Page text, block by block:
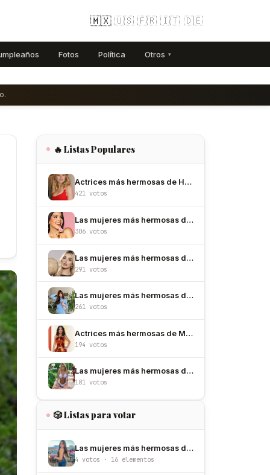
🇲🇽 🇺🇸 🇫🇷 🇮🇹 🇩🇪
Fotos Política Otros ▾
🔥 Listas Populares
Actrices más hermosas de Hollywood
421 votos
Las mujeres más hermosas de México
306 votos
Las mujeres más hermosas de Colombia
291 votos
Las mujeres más hermosas de España
261 votos
Actrices más hermosas de México
194 votos
Las mujeres más hermosas de Argentina
181 votos
🎲 Listas para votar
Las mujeres más hermosas de Chihuahua de 2026
4 votos · 16 elementos